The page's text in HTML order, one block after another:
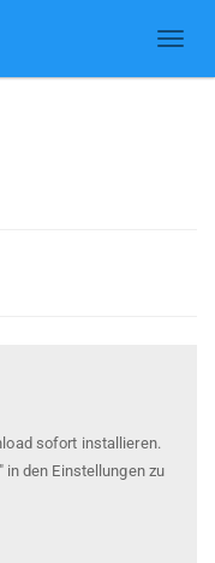
sofort installieren.
in den Einstellungen zu